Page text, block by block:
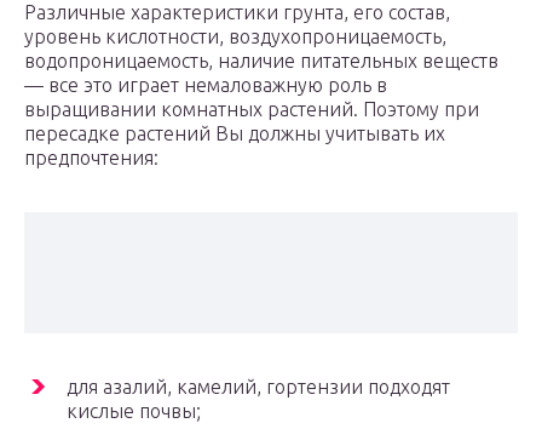
Различные характеристики грунта, его состав,
уровень кислотности, воздухопроницаемость,
водопроницаемость, наличие питательных веществ
— все это играет немаловажную роль в
выращивании комнатных растений. Поэтому при
пересадке растений Вы должны учитывать их
предпочтения:
для азалий, камелий, гортензии подходят
кислые почвы;